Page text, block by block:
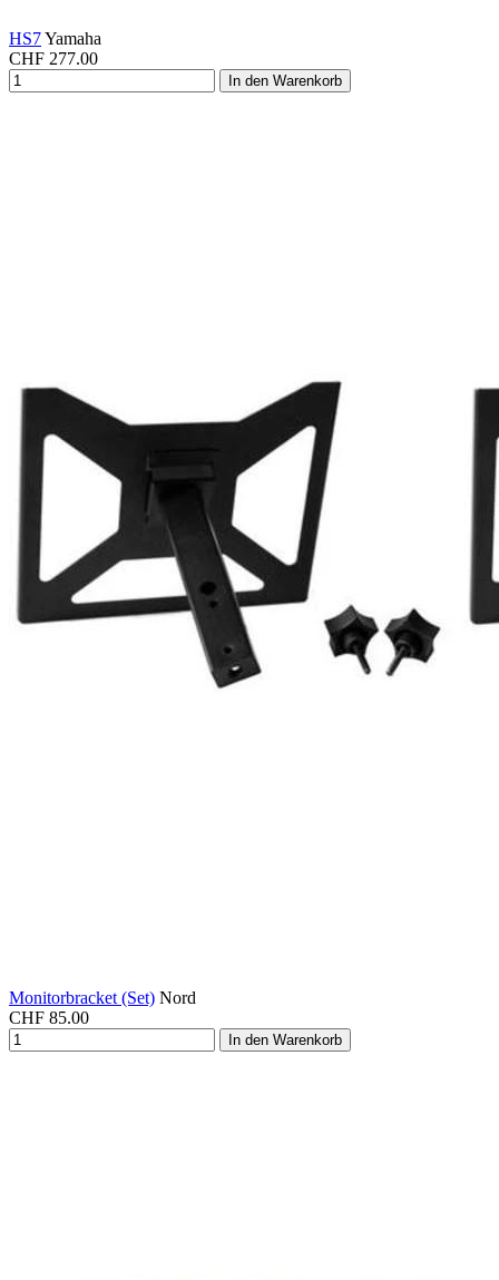
HS7Yamaha
CHF 277.00
In den Warenkorb
Monitorbracket (Set) Nord
CHF 85.00
In den Warenkorb